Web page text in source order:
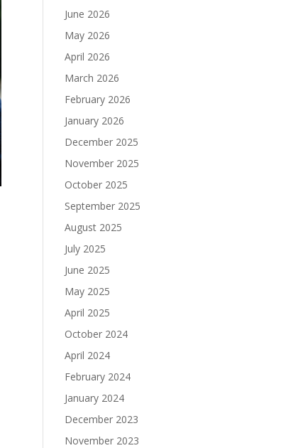
June 2026
May 2026
April 2026
March 2026
February 2026
January 2026
December 2025
November 2025
October 2025
September 2025
August 2025
July 2025
June 2025
May 2025
April 2025
October 2024
April 2024
February 2024
January 2024
December 2023
November 2023